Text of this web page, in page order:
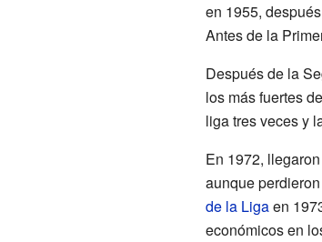
en 1955,
Antes de la
Después de la
los más fuertes
liga tres veces y
En 1972,
aunque
de la Ligaen
económicos en